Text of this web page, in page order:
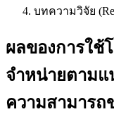
บทความวิจัย
ผลของการใช้
จำหน่ายตามแ
ความสามารถ